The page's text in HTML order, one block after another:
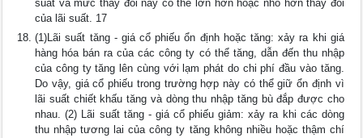
suất và mức thay đổi này có thể lớn hơn hoặc nhỏ hơn thay đổi
của lãi suất. 17
(1)Lãi suất tăng - giá cổ phiếu ổn định hoặc tăng: xảy ra khi giá
hàng hóa bán ra của các công ty có thể tăng, dẫn đến thu nhập
của công ty tăng lên cùng với lạm phát do chi phí đầu vào tăng.
Do vậy, giá cổ phiếu trong trường hợp này có thể giữ ổn định vì
lãi suất chiết khấu tăng và dòng thu nhập tăng bù đắp được cho
nhau. (2) Lãi suất tăng - giá cổ phiếu giảm: xảy ra khi các dòng
thu nhập tương lai của công ty tăng không nhiều hoặc thậm chí